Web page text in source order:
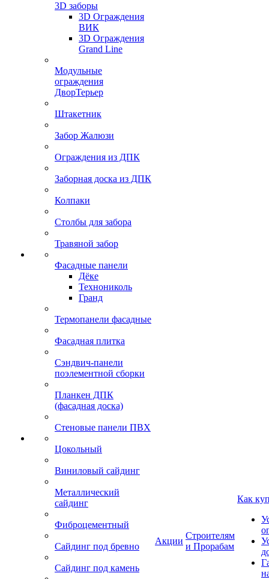
3D заборы
3D Ограждения
ВИК
3D Ограждения
Grand Line
Модульные
ограждения
ДворТерьер
Штакетник
Забор Жалюзи
Ограждения из ДПК
Заборная доска из ДПК
Колпаки
Столбы для забора
Травяной забор
Фасадные панели
Дёке
Технониколь
Гранд
Термопанели фасадные
Фасадная плитка
Сэндвич-панели
поэлементной сборки
Планкен ДПК
(фасадная доска)
Стеновые панели ПВХ
Цокольный
Виниловый сайдинг
Металлический
сайдинг
Фиброцементный
Сайдинг под бревно
Сайдинг под камень
Акции
Строителям
и Прорабам
Как